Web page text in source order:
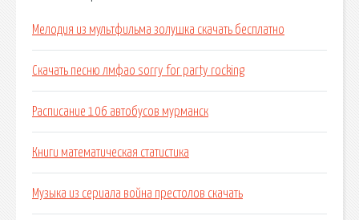
Мелодия из мультфильма золушка скачать бесплатно
Скачать песню лмфао sorry for party rocking
Расписание 106 автобусов мурманск
Книги математическая статистика
Музыка из сериала война престолов скачать